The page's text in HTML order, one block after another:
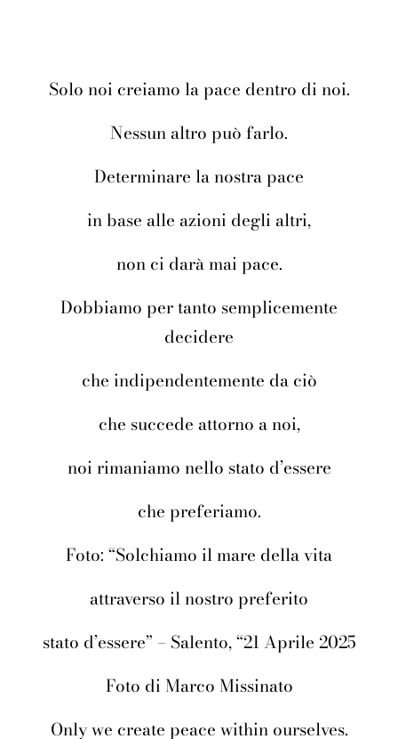
Solo noi creiamo la pace dentro di noi.
Nessun altro può farlo.
Determinare la nostra pace
in base alle azioni degli altri,
non ci darà mai pace.
Dobbiamo per tanto semplicemente
decidere
che indipendentemente da ciò
che succede attorno a noi,
noi rimaniamo nello stato d’essere
che preferiamo.
Foto: “Solchiamo il mare della vita
attraverso il nostro preferito
stato d’essere” – Salento, “21 Aprile 2025
Foto di Marco Missinato
Only we create peace within ourselves.